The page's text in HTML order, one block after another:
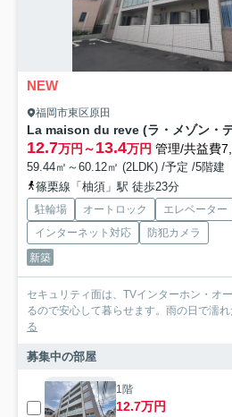
NEW
福岡市東区原田
La maison du reve (ラ・メゾン・
12.7万円～13.4万円 管理/共益費
59.44㎡～60.12㎡ (2LDK) /予定 /5階建
篠栗線「柚須」駅 徒歩23分
駐輪場 オートロック エレベーター
インターネット対応
防犯カメラ
新築
セキュリティ面は、TVインターホン・オ
るので安心して暮らせます。雨の日で濡
る
募集中の部屋
1階
12.7万円